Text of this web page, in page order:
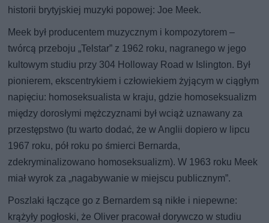
historii brytyjskiej muzyki popowej: Joe Meek.
Meek był producentem muzycznym i kompozytorem –
twórcą przeboju „Telstar” z 1962 roku, nagranego w jego
kultowym studiu przy 304 Holloway Road w Islington. Był
pionierem, ekscentrykiem i człowiekiem żyjącym w ciągłym
napięciu: homoseksualista w kraju, gdzie homoseksualizm
między dorosłymi mężczyznami był wciąż uznawany za
przestępstwo (tu warto dodać, że w Anglii dopiero w lipcu
1967 roku, pół roku po śmierci Bernarda,
zdekryminalizowano homoseksualizm). W 1963 roku Meek
miał wyrok za „nagabywanie w miejscu publicznym”.
Poszlaki łączące go z Bernardem są nikłe i niepewne:
krążyły pogłoski, że Oliver pracował dorywczo w studiu